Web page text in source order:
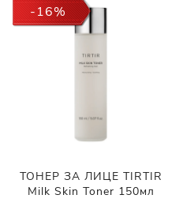
-16%
ТОНЕР ЗА ЛИЦЕ TIRTIR
Milk Skin Toner 150мл